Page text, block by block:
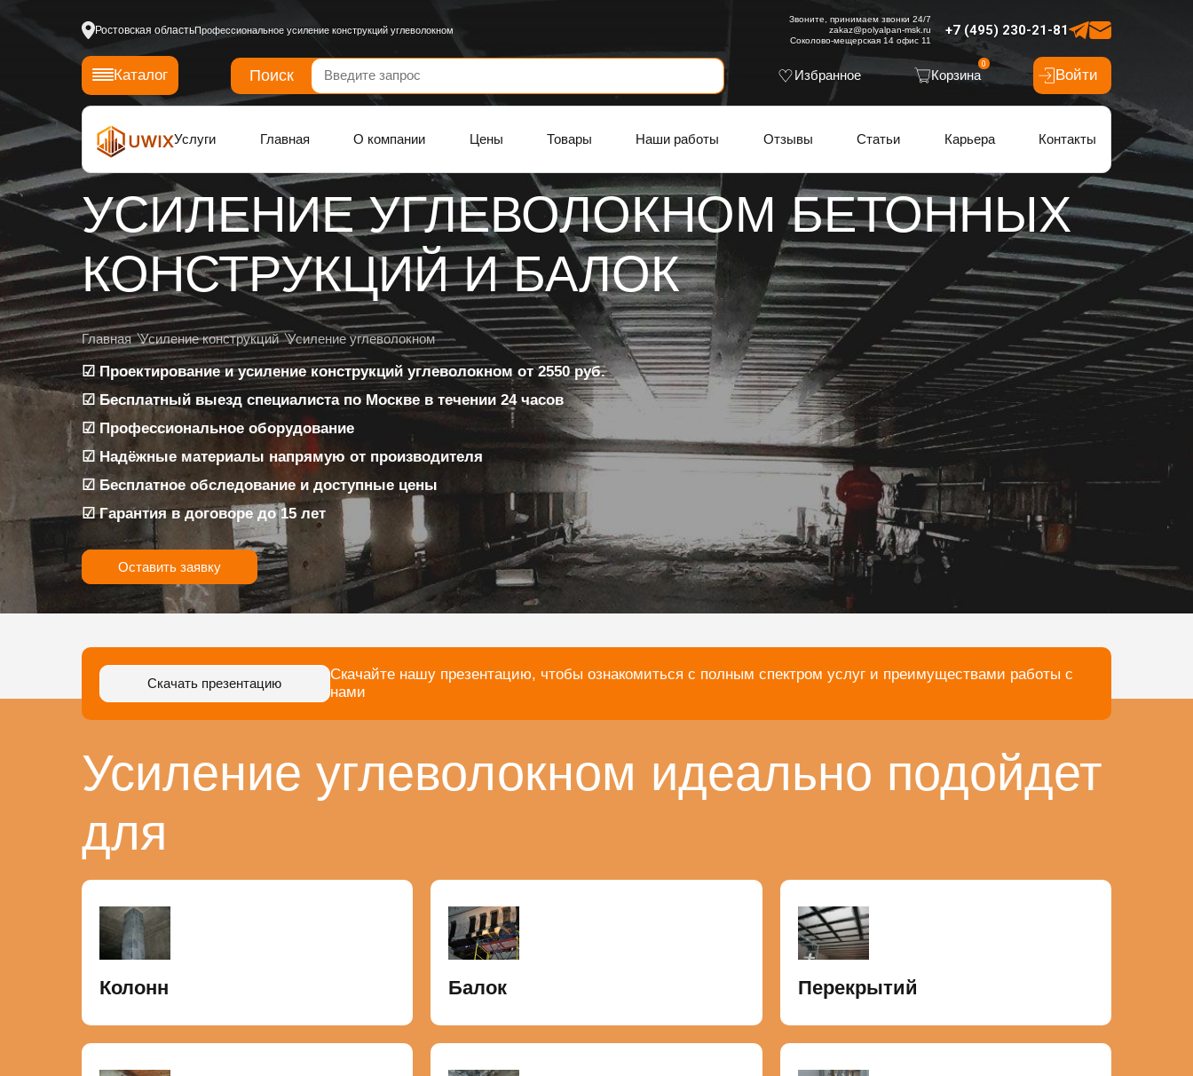
Ростовская областьПрофессиональное усиление конструкций углеволокном +7 (495) 230-21-81
Звоните, принимаем звонки 24/7
zakaz@polyalpan-msk.ru
Соколово-мещерская 14 офис 11
Каталог Поиск Избранное Корзина
0
Войти
Услуги Главная О компании Цены Товары Наши работы Отзывы Статьи Карьера Контакты
УСИЛЕНИЕ УГЛЕВОЛОКНОМ БЕТОННЫХ
КОНСТРУКЦИЙ И БАЛОК
Главная Усиление конструкций Усиление углеволокном
☑ Проектирование и усиление конструкций углеволокном от 2550 руб.
☑ Бесплатный выезд специалиста по Москве в течении 24 часов
☑ Профессиональное оборудование
☑ Надёжные материалы напрямую от производителя
☑ Бесплатное обследование и доступные цены
☑ Гарантия в договоре до 15 лет
Оставить заявку
Скачать презентацию
Скачайте нашу презентацию, чтобы ознакомиться с полным спектром услуг и преимуществами работы с
нами
Усиление углеволокном идеально подойдет
для
Колонн Балок Перекрытий